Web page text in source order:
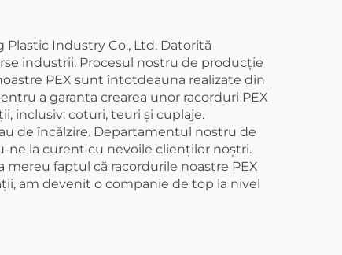
Industry Co., Ltd. Datorită
industrii. Procesul nostru de producție
PEX sunt întotdeauna realizate din
a garanta crearea unor racorduri PEX
inclusiv: coturi, teuri și cuplaje.
de încălzire. Departamentul nostru de
la curent cu nevoile clienților noștri.
faptul că racordurile noastre PEX
am devenit o companie de top la nivel